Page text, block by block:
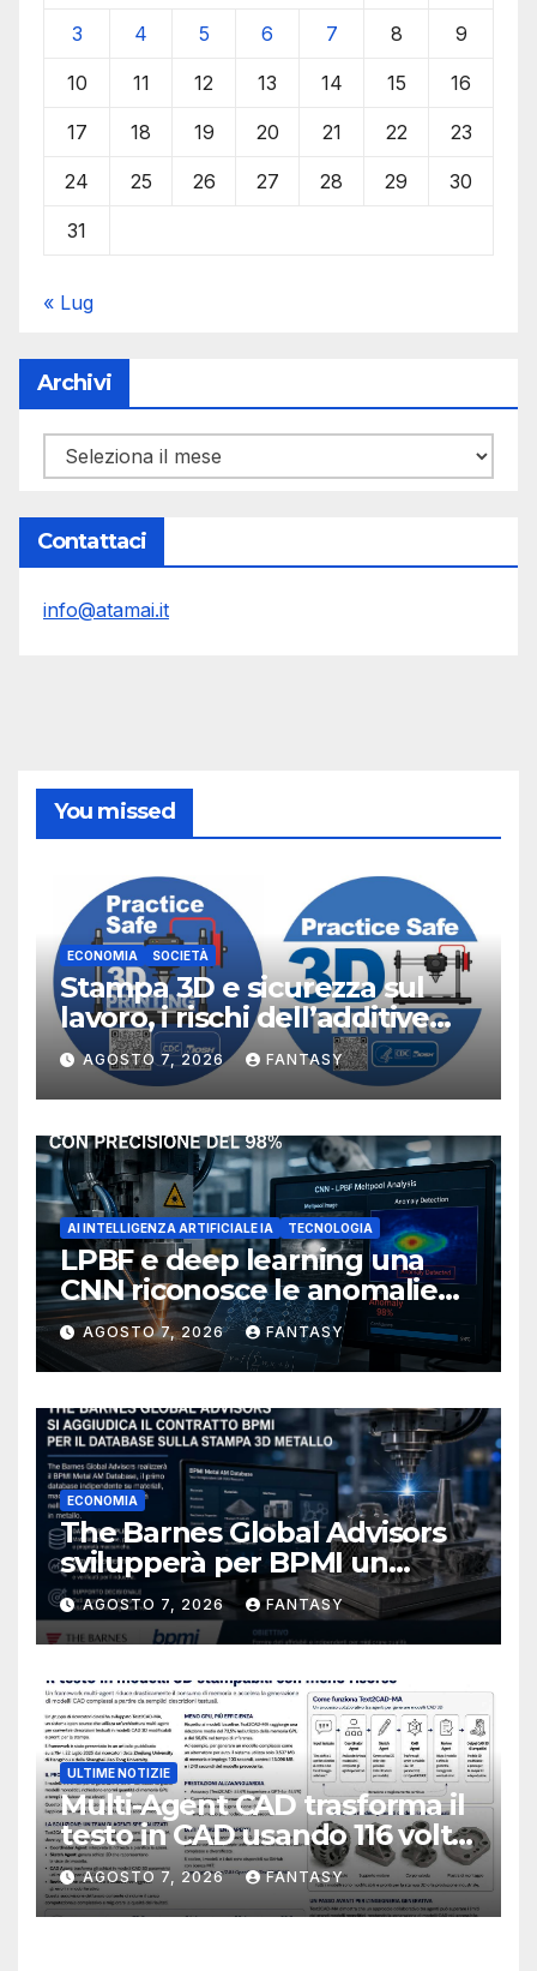
3 4 5 6 7 8 9
10 11 12 13 14 15 16
17 18 19 20 21 22 23
24 25 26 27 28 29 30
31
« Lug
Archivi
Archivi
Contattaci
info@atamai.it
You missed
ECONOMIA SOCIETÀ
Stampa 3D e sicurezza sul
lavoro, i rischi dell’additive
manufacturing secondo
NIOSH
AGOSTO 7, 2026 FANTASY
AI INTELLIGENZA ARTIFICIALE IA TECNOLOGIA
LPBF e deep learning una
CNN riconosce le anomalie
del bagno di fusione
AGOSTO 7, 2026 FANTASY
ECONOMIA
The Barnes Global Advisors
svilupperà per BPMI un
database per la stampa 3D
metallica destinata alla filiera
navale statunitense
AGOSTO 7, 2026 FANTASY
ULTIME NOTIZIE
Multi-Agent CAD trasforma il
testo in CAD usando 116 volte
meno token
AGOSTO 7, 2026 FANTASY